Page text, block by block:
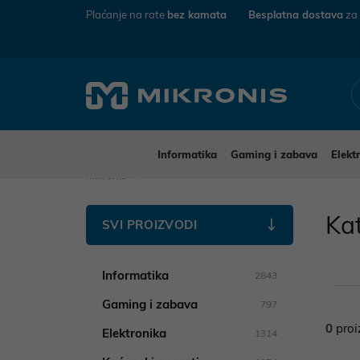
Plaćanje na rate bez kamata Besplatna dostava
Informatika Gaming i zabava
SVI PROIZVODI
Informatika 2843
Gaming i zabava 797
Elektronika 1314 0